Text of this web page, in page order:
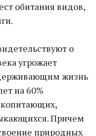
обитания видов,
о
угрожает
жизнь
на 60%
Причем
природных